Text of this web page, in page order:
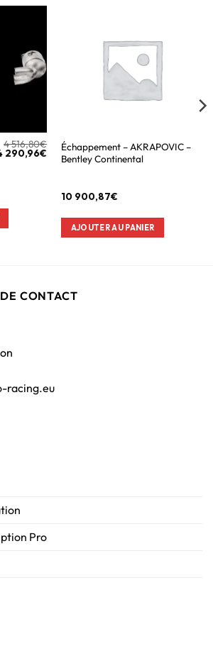
4 516,80€
290,96€
Échappement – AKRAPOVIC –
Bentley Continental
10 900,87€
AJOUTER AU PANIER
CONTACT
racing.eu
Pro